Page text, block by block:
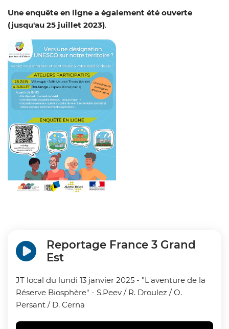
Une enquête en ligne a également été ouverte
(jusqu'au 25 juillet 2023).
Zoom on image
Reportage France 3 Grand
Est
JT local du lundi 13 janvier 2025 - "L'aventure de la
Réserve Biosphère" - S.Peev / R. Droulez / O.
Persant / D. Cerna